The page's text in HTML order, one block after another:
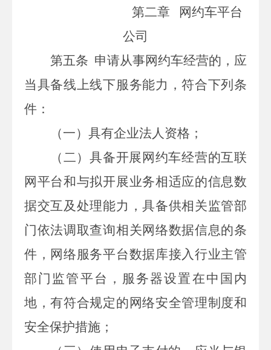
第二章 网约车平台
公司
第五条 申请从事网约车经营的，应
当具备线上线下服务能力，符合下列条
件：
（一）具有企业法人资格；
（二）具备开展网约车经营的互联
网平台和与拟开展业务相适应的信息数
据交互及处理能力，具备供相关监管部
门依法调取查询相关网络数据信息的条
件，网络服务平台数据库接入行业主管
部门监管平台，服务器设置在中国内
地，有符合规定的网络安全管理制度和
安全保护措施；